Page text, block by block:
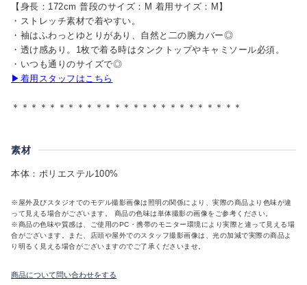
【身長：172cm 普段のサイズ：M 着用サイズ：M】
・ストレッチ素材で着やすい。
・袖はふわっとゆとりがあり、自然と二の腕カバー◎
・透け感あり。1枚で着る時はタンクトップやキャミソール必須。
・いつも通りのサイズで◎
▶着用スタッフはこちら
＊＊＊＊＊＊＊＊＊＊＊＊＊＊＊＊＊＊＊＊＊＊＊＊＊
素材
本体：ポリエステル100%
※屋外及びスタジオでのモデル撮影画像は照明の関係により、実際の商品より色味が違
って見える場合がございます。 商品の色味は単体撮影の画像をご参考ください。
※商品の色味や質感は、ご使用のPC・携帯のモニター環境により実際と違って見える場
合がございます。また、店頭や屋外でのスタッフ撮影画像は、光の加減で実際の商品よ
り明るく見える場合がございますのでご了承くださいませ。
商品について問い合わせをする